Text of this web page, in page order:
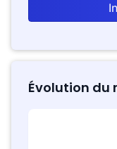
Évolution du